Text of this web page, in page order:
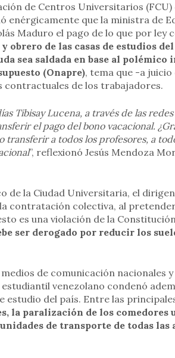
de Centros Universitarios
enérgicamente que la ministra de
Maduro el pago de lo que por ley
obrero de las casas de estudios
sea saldada en base al
(Onapre), tema que -a
contractuales de los trabajadores.
Tibisay Lucena, a través de las
el pago del bono vacacional.
transferir a todos los profesores, a
”, reflexionó Jesús Mendoza
de la Ciudad Universitaria, el
contratación colectiva, al
es una violación de la
ser derogado por reducir los
de comunicación nacionales
venezolano condenó
estudio del país. Entre las
la paralización de los
de transporte de todas las